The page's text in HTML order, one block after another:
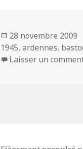
Publié
le
28 novembre 2009
1945,ardennes,
Laisser un